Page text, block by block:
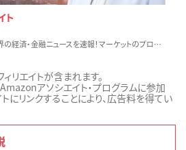
ト
ＮＹ発のマーケット情報など世界の経済・金融ニュースを速報！マーケットのプロが詳しく解説します。
リエイトが含まれます。
アソシエイト・プログラムに参加
にリンクすることにより、広告料を得てい